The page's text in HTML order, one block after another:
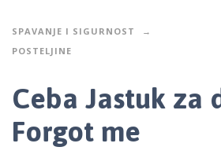
SPAVANJE I SIGURNOST
POSTELJINE
Ceba Jastuk za
Forgot me